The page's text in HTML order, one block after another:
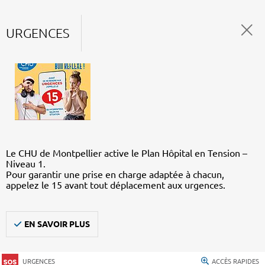
URGENCES
Le CHU de Montpellier active le Plan Hôpital en Tension –
Niveau 1.
Pour garantir une prise en charge adaptée à chacun,
appelez le 15 avant tout déplacement aux urgences.
EN SAVOIR PLUS
URGENCES ACCÈS RAPIDES